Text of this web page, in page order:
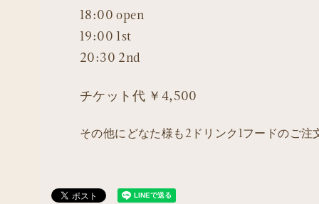
18:00 open
19:00 1st
20:30 2nd
チケット代 ￥4,500
その他にどなた様も2ドリンク1フードのご注